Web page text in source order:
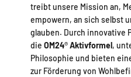
treibt unsere Mission an,
empowern, an sich selbst
glauben. Durch innovative
die OM24®Aktivformel,
Philosophie und bieten
zur Förderung von